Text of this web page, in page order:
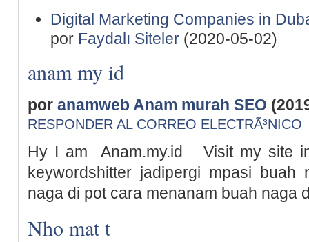
Digital Marketing Companies in
por Faydalı Siteler(2020-05-02)
anam my id
por anamweb Anam murah SEO
RESPONDER AL CORREO ELECTRÃ³NICO
Hy I am Anam.my.id Visit my site
keywordshitter jadipergi mpasi buah
naga di pot cara menanam buah naga
Nho mat t